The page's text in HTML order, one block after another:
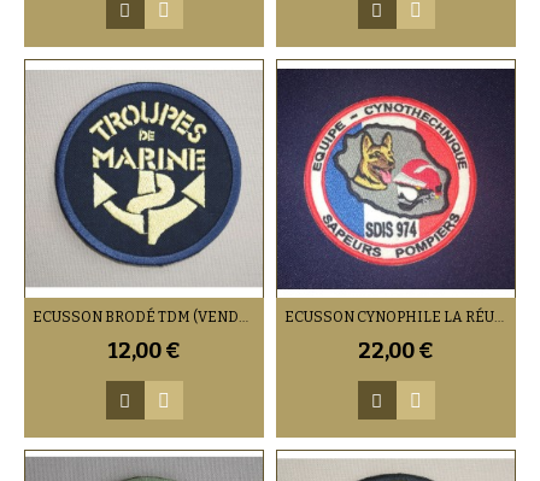
ECUSSON BRODÉ TDM (VENDU PAR 2)
12,00 €
ECUSSON CYNOPHILE LA RÉUNION (PAR 2)
22,00 €